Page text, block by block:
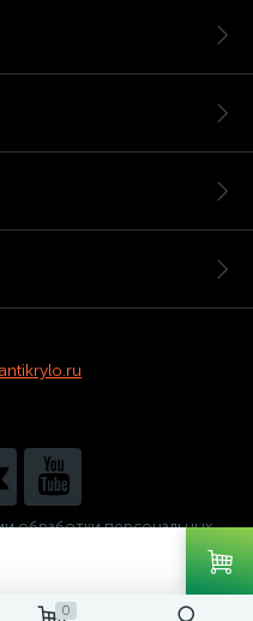
0
обработки персональных